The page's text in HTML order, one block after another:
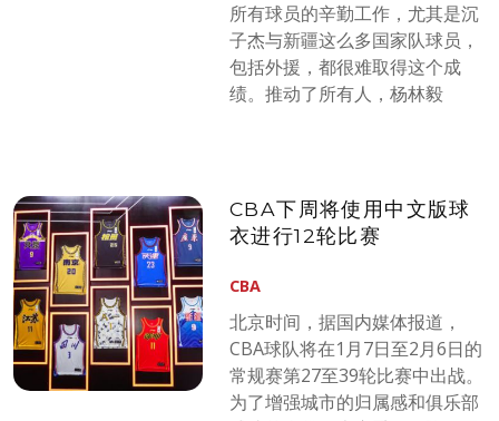
所有球员的辛勤工作，尤其是沉
子杰与新疆这么多国家队球员，
包括外援，都很难取得这个成
绩。推动了所有人，杨林毅
CBA下周将使用中文版球
衣进行12轮比赛
CBA
北京时间，据国内媒体报道，
CBA球队将在1月7日至2月6日的
常规赛第27至39轮比赛中出战。
为了增强城市的归属感和俱乐部